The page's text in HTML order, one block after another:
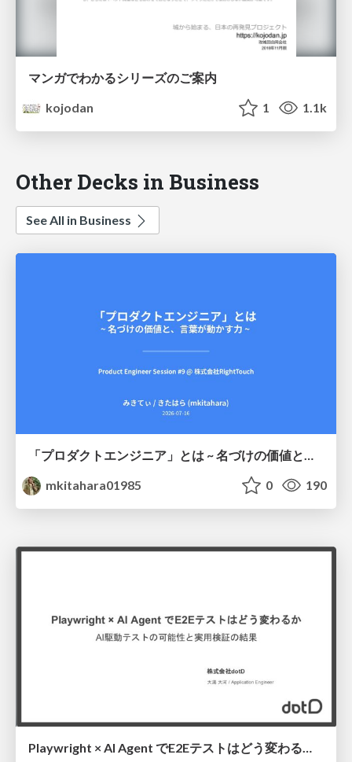
マンガでわかるシリーズのご案内
kojodan
1 1.1k
Other Decks in Business
See All in Business
mkitahara01985
0 190
Playwright × AI Agent でE2Eテストはどう変わるか AI駆動テストの可能性と実用検証の結果 _0721